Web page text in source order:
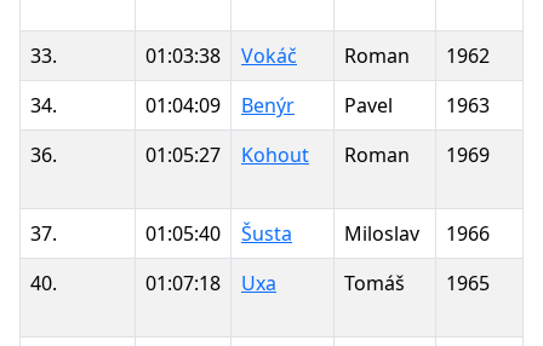
33.
01:03:38 Vokáč Roman 1962
34.
01:04:09 Benýr Pavel 1963
36.
01:05:27 Kohout Roman 1969
37.
01:05:40 Šusta Miloslav 1966
40.
01:07:18 Uxa Tomáš 1965